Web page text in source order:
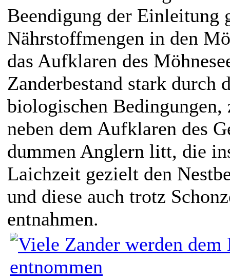
Beendigung der Einleitung
Nährstoffmengen in den
das Aufklaren des
Zanderbestand stark durch
biologischen Bedingungen,
neben dem Aufklaren des
dummen Anglern litt, die
Laichzeit gezielt den
und diese auch trotz
entnahmen.